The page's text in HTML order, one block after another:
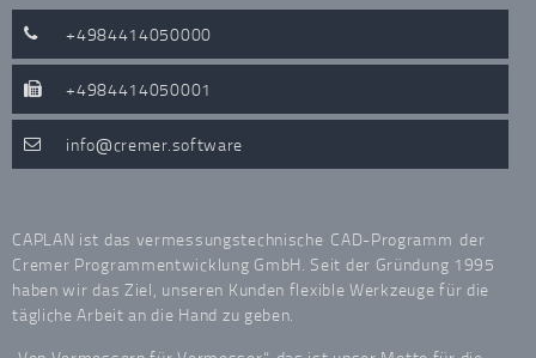
+4984414050000
+4984414050001
info cremer.software
CAPLAN ist das vermessungstechnische CAD-Programm der
Cremer Programmentwicklung GmbH. Seit der Gründung 1995
haben wir das Ziel, unseren Kunden flexible Werkzeuge für die
tägliche Arbeit an die Hand zu geben.